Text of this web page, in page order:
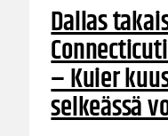
Dallas
– Kuier
selkeässä